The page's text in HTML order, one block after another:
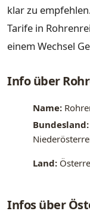
klar zu
Tarife in
einem Wechsel
Info über
Name:
Bundesland:
Land:
Infos über